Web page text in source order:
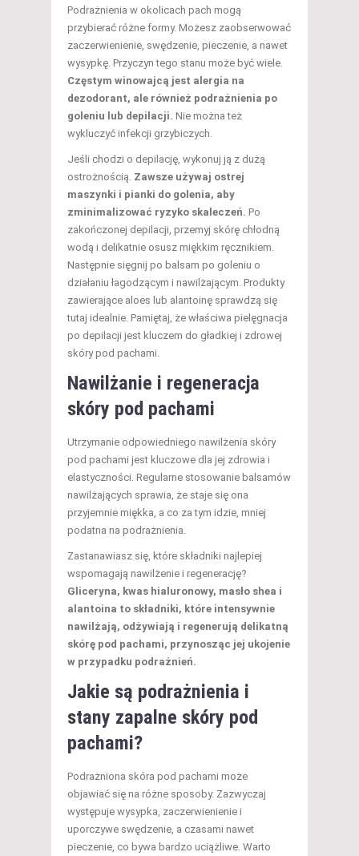
Podrażnienia w okolicach pach mogą
przybierać różne formy. Możesz zaobserwować
zaczerwienienie, swędzenie, pieczenie, a nawet
wysypkę. Przyczyn tego stanu może być wiele.
Częstym winowajcą jest alergia na
dezodorant, ale również podrażnienia po
goleniu lub depilacji. Nie można też
wykluczyć infekcji grzybiczych.
Jeśli chodzi o depilację, wykonuj ją z dużą
ostrożnością. Zawsze używaj ostrej
maszynki i pianki do golenia, aby
zminimalizować ryzyko skaleczeń. Po
zakończonej depilacji, przemyj skórę chłodną
wodą i delikatnie osusz miękkim ręcznikiem.
Następnie sięgnij po balsam po goleniu o
działaniu łagodzącym i nawilżającym. Produkty
zawierające aloes lub alantoinę sprawdzą się
tutaj idealnie. Pamiętaj, że właściwa pielęgnacja
po depilacji jest kluczem do gładkiej i zdrowej
skóry pod pachami.
Nawilżanie i regeneracja
skóry pod pachami
Utrzymanie odpowiedniego nawilżenia skóry
pod pachami jest kluczowe dla jej zdrowia i
elastyczności. Regularne stosowanie balsamów
nawilżających sprawia, że staje się ona
przyjemnie miękka, a co za tym idzie, mniej
podatna na podrażnienia.
Zastanawiasz się, które składniki najlepiej
wspomagają nawilżenie i regenerację?
Gliceryna, kwas hialuronowy, masło shea i
alantoina to składniki, które intensywnie
nawilżają, odżywiają i regenerują delikatną
skórę pod pachami, przynosząc jej ukojenie
w przypadku podrażnień.
Jakie są podrażnienia i
stany zapalne skóry pod
pachami?
Podrażniona skóra pod pachami może
objawiać się na różne sposoby. Zazwyczaj
występuje wysypka, zaczerwienienie i
uporczywe swędzenie, a czasami nawet
pieczenie, co bywa bardzo uciążliwe. Warto